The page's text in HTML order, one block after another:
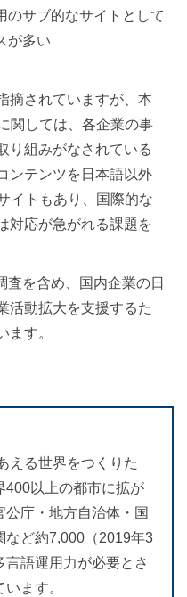
のサブ的なサイトとして
が多い
摘されていますが、本
関しては、各企業の事
り組みがなされている
ンテンツを日本語以外
イトもあり、国際的な
対応が急がれる課題を
査を含め、国内企業の日
活動拡大を支援するた
ます。
える世界をつくりた
400以上の都市に拡が
庁・地方自治体・国
など約7,000（2019年3
言語運用力が必要とさ
ます。